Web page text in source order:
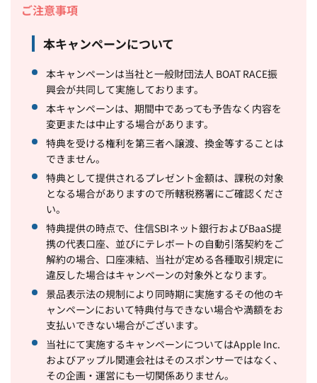
ご注意事項
本キャンペーンについて
本キャンペーンは当社と一般財団法人 BOAT RACE振
興会が共同して実施しております。
本キャンペーンは、期間中であっても予告なく内容を
変更または中止する場合があります。
特典を受ける権利を第三者へ譲渡、換金等することは
できません。
特典として提供されるプレゼント金額は、課税の対象
となる場合がありますので所轄税務署にご確認くださ
い。
特典提供の時点で、住信SBIネット銀行およびBaaS提
携の代表口座、並びにテレボートの自動引落契約をご
解約の場合、口座凍結、当社が定める各種取引規定に
違反した場合はキャンペーンの対象外となります。
景品表示法の規制により同時期に実施するその他のキ
ャンペーンにおいて特典付与できない場合や満額をお
支払いできない場合がございます。
当社にて実施するキャンペーンについてはApple Inc.
およびアップル関連会社はそのスポンサーではなく、
その企画・運営にも一切関係ありません。